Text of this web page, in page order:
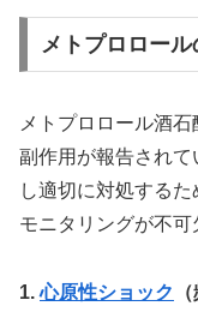
メトプロロー
メトプロロール酒
副作用が報告され
し適切に対処する
モニタリングが不可
1.心原性ショック